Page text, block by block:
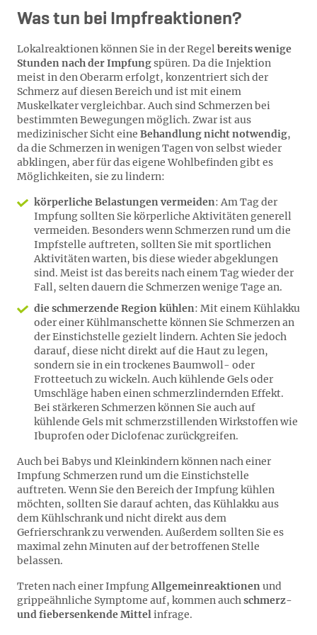
Was tun bei Impfreaktionen?
Lokalreaktionen können Sie in der Regelbereits wenige
Stunden nach der Impfungspüren. Da die Injektion
meist in den Oberarm erfolgt, konzentriert sich der
Schmerz auf diesen Bereich und ist mit einem
Muskelkater vergleichbar. Auch sind Schmerzen bei
bestimmten Bewegungen möglich. Zwar ist aus
medizinischer Sicht eine Behandlung nicht notwendig,
da die Schmerzen in wenigen Tagen von selbst wieder
abklingen, aber für das eigene Wohlbefinden gibt es
Möglichkeiten, sie zu lindern:
körperliche Belastungen vermeiden: Am Tag der
Impfung sollten Sie körperliche Aktivitäten generell
vermeiden. Besonders wenn Schmerzen rund um die
Impfstelle auftreten, sollten Sie mit sportlichen
Aktivitäten warten, bis diese wieder abgeklungen
sind. Meist ist das bereits nach einem Tag wieder der
Fall, selten dauern die Schmerzen wenige Tage an.
die schmerzende Region kühlen: Mit einem Kühlakku
oder einer Kühlmanschette können Sie Schmerzen an
der Einstichstelle gezielt lindern. Achten Sie jedoch
darauf, diese nicht direkt auf die Haut zu legen,
sondern sie in ein trockenes Baumwoll- oder
Frotteetuch zu wickeln. Auch kühlende Gels oder
Umschläge haben einen schmerzlindernden Effekt.
Bei stärkeren Schmerzen können Sie auch auf
kühlende Gels mit schmerzstillenden Wirkstoffen wie
Ibuprofen oder Diclofenac zurückgreifen.
Auch bei Babys und Kleinkindern können nach einer
Impfung Schmerzen rund um die Einstichstelle
auftreten. Wenn Sie den Bereich der Impfung kühlen
möchten, sollten Sie darauf achten, das Kühlakku aus
dem Kühlschrank und nicht direkt aus dem
Gefrierschrank zu verwenden. Außerdem sollten Sie es
maximal zehn Minuten auf der betroffenen Stelle
belassen.
Treten nach einer ImpfungAllgemeinreaktionenund
grippeähnliche Symptome auf, kommen auchschmerz-
und fiebersenkende Mittelinfrage.